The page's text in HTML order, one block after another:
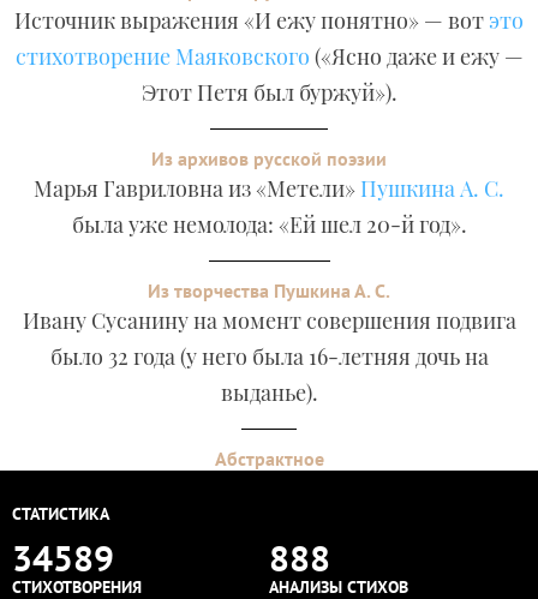
Источник выражения «И ежу понятно» — вот это
стихотворение Маяковского («Ясно даже и ежу —
Этот Петя был буржуй»).
Из архивов русской поэзии
Марья Гавриловна из «Метели» Пушкина А. С.
была уже немолода: «Ей шел 20-й год».
Из творчества Пушкина А. С.
Ивану Сусанину на момент совершения подвига
было 32 года (у него была 16-летняя дочь на
выданье).
Абстрактное
СТАТИСТИКА
34589
СТИХОТВОРЕНИЯ
888
АНАЛИЗЫ СТИХОВ